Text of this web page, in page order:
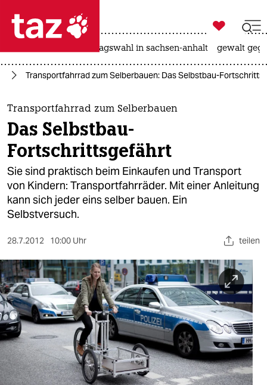
 taz zahl ich
taz zahl ich
themen
politik
öko
gesellschaft
kultur
sport
berlin
nord
wahrheit
verlag
verlag

taz zahl ich
landtagswahl in sachsen-anhalt gewalt
Transportfahrrad zum Selberbauen: Das Selbstbau-
Transportfahrrad zum Selberbauen
Das Selbstbau-
Fortschrittsgefährt
Sie sind praktisch beim Einkaufen und Transport
von Kindern: Transportfahrräder. Mit einer Anleitung
kann sich jeder eins selber bauen. Ein
Selbstversuch.
28.7.2012 10:00 Uhr teilen